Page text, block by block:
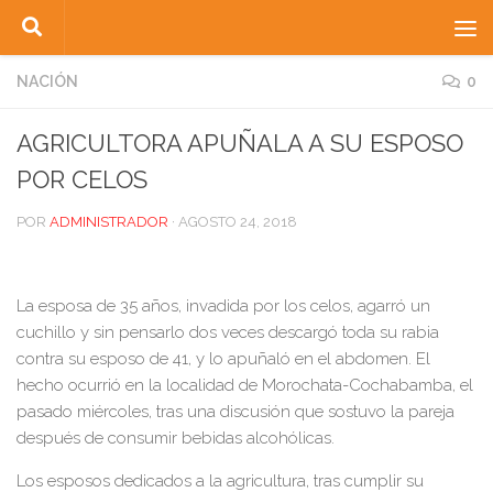
Saltar al contenido
NACIÓN 0
AGRICULTORA APUÑALA A SU ESPOSO
POR CELOS
POR ADMINISTRADOR · AGOSTO 24, 2018
La esposa de 35 años, invadida por los celos, agarró un
cuchillo y sin pensarlo dos veces descargó toda su rabia
contra su esposo de 41, y lo apuñaló en el abdomen. El
hecho ocurrió en la localidad de Morochata-Cochabamba, el
pasado miércoles, tras una discusión que sostuvo la pareja
después de consumir bebidas alcohólicas.
Los esposos dedicados a la agricultura, tras cumplir su